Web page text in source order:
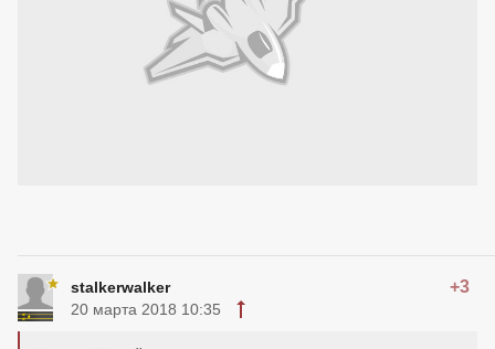
stalkerwalker +3
20 марта 2018 10:35